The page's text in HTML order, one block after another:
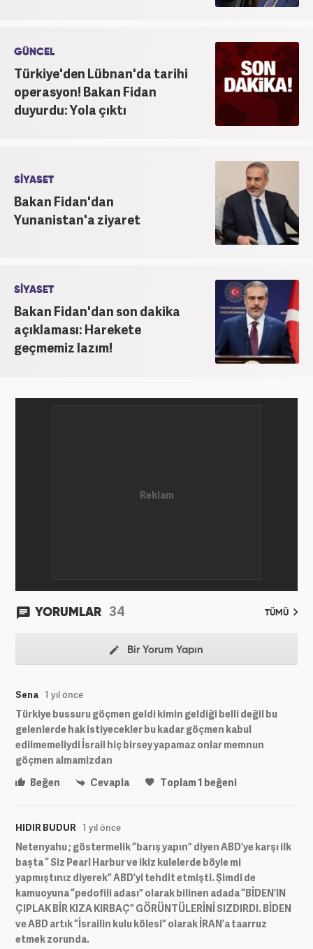
GÜNCEL
Türkiye'den Lübnan'da tarihi
operasyon! Bakan Fidan
duyurdu: Yola çıktı
SİYASET
Bakan Fidan'dan
Yunanistan'a ziyaret
SİYASET
Bakan Fidan'dan son dakika
açıklaması: Harekete
geçmemiz lazım!
YORUMLAR 34 TÜMÜ
Bir Yorum Yapın
Sena 1 yıl önce
Türkiye bussuru göçmen geldi kimin geldiği belli değil bu
gelenlerde hak istiyecekler bu kadar göçmen kabul
edilmemeliydi İsrail hiç birsey yapamaz onlar memnun
göçmen almamizdan
Beğen
Cevapla Toplam1 beğeni
HIDIR BUDUR 1 yıl önce
Netenyahu ; göstermelik “barış yapın” diyen ABD’ye karşı ilk
başta “ Siz Pearl Harbur ve ikiz kulelerde böyle mi
yapmıştınız diyerek” ABD’yi tehdit etmişti. Şimdi de
kamuoyuna “pedofili adası” olarak bilinen adada “BİDEN’IN
ÇIPLAK BİR KIZA KIRBAÇ” GÖRÜNTÜLERİNİ SIZDIRDI. BİDEN
ve ABD artık “İsrailin kulu kölesi” olarak İRAN’a taarruz
etmek zorunda.